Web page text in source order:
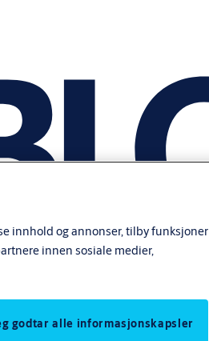
innhold og annonser, tilby funksjoner
innen sosiale medier,
godtar alle informasjonskapsler